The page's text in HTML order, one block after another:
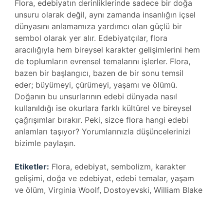
Flora, edebiyatın derinliklerinde sadece bir doğa
unsuru olarak değil, aynı zamanda insanlığın içsel
dünyasını anlamamıza yardımcı olan güçlü bir
sembol olarak yer alır. Edebiyatçılar, flora
aracılığıyla hem bireysel karakter gelişimlerini hem
de toplumların evrensel temalarını işlerler. Flora,
bazen bir başlangıcı, bazen de bir sonu temsil
eder; büyümeyi, çürümeyi, yaşamı ve ölümü.
Doğanın bu unsurlarının edebi dünyada nasıl
kullanıldığı ise okurlara farklı kültürel ve bireysel
çağrışımlar bırakır. Peki, sizce flora hangi edebi
anlamları taşıyor? Yorumlarınızla düşüncelerinizi
bizimle paylaşın.
Etiketler: Flora, edebiyat, sembolizm, karakter
gelişimi, doğa ve edebiyat, edebi temalar, yaşam
ve ölüm, Virginia Woolf, Dostoyevski, William Blake